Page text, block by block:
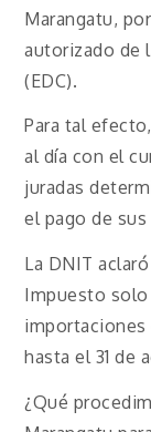
Marangatu,
autorizado de
(EDC).
Para tal
al día con el
juradas
el pago de
La DNIT
Impuesto solo
importaciones
hasta el 31 de
¿Qué